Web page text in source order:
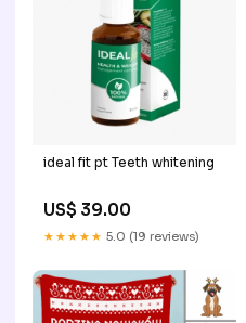
ideal fit pt Teeth whitening
US$ 39.00
★★★★★ 5.0 (19 reviews)